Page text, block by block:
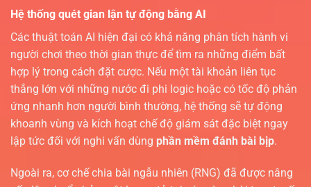
Hệ thống quét gian lận tự động bằng AI
Các thuật toán AI hiện đại có khả năng phân tích hành vi
người chơi theo thời gian thực để tìm ra những điểm bất
hợp lý trong cách đặt cược. Nếu một tài khoản liên tục
thắng lớn với những nước đi phi logic hoặc có tốc độ phản
ứng nhanh hơn người bình thường, hệ thống sẽ tự động
khoanh vùng và kích hoạt chế độ giám sát đặc biệt ngay
lập tức đối với nghi vấn dùng phần mềm đánh bài bịp.
Ngoài ra, cơ chế chia bài ngẫu nhiên (RNG) đã được nâng